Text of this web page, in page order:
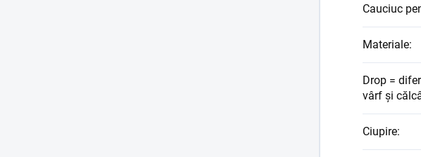
Cauciuc
Materiale:
Drop =
vârf și
Ciupire: